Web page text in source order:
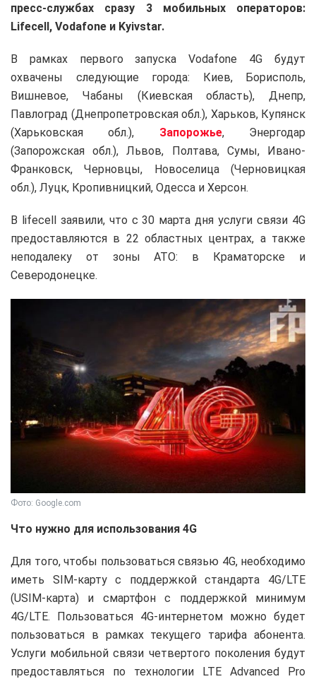
пресс-службах сразу 3 мобильных операторов:
Lifecell, Vodafone и Kyivstar.
В рамках первого запуска Vodafone 4G будут
охвачены следующие города: Киев, Борисполь,
Вишневое, Чабаны (Киевская область), Днепр,
Павлоград (Днепропетровская обл.), Харьков, Купянск
(Харьковская обл.), Запорожье, Энергодар
(Запорожская обл.), Львов, Полтава, Сумы, Ивано-
Франковск, Черновцы, Новоселица (Черновицкая
обл.), Луцк, Кропивницкий, Одесса и Херсон.
В lifecell заявили, что с 30 марта дня услуги связи 4G
предоставляются в 22 областных центрах, а также
неподалеку от зоны АТО: в Краматорске и
Северодонецке.
Фото: Google.com
Что нужно для использования 4G
Для того, чтобы пользоваться связью 4G, необходимо
иметь SIM-карту с поддержкой стандарта 4G/LTE
(USIM-карта) и смартфон с поддержкой минимум
4G/LTE. Пользоваться 4G-интернетом можно будет
пользоваться в рамках текущего тарифа абонента.
Услуги мобильной связи четвертого поколения будут
предоставляться по технологии LTE Advanced Pro